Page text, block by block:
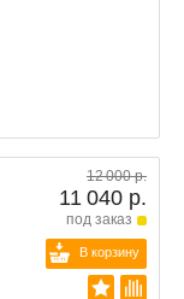
12 000 р.
11 040 р.
под заказ
В корзину